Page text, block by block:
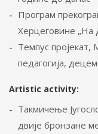
Програм
Херцеговине „На
Темпус пројекат,
педагогија,
Artistic activity:
Такмичење
двије бронзане